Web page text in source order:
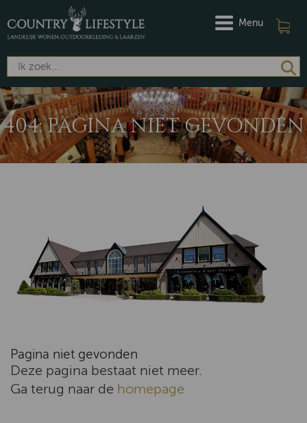
Menu
404: PAGINA NIET GEVONDEN
Pagina niet gevonden
Deze pagina bestaat niet meer.
Ga terug naar de homepage